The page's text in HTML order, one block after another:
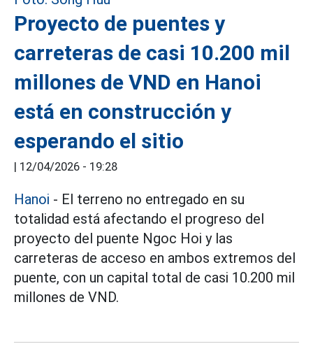
Proyecto de puentes y
carreteras de casi 10.200 mil
millones de VND en Hanoi
está en construcción y
esperando el sitio
| 12/04/2026 - 19:28
Hanoi - El terreno no entregado en su
totalidad está afectando el progreso del
proyecto del puente Ngoc Hoi y las
carreteras de acceso en ambos extremos del
puente, con un capital total de casi 10.200 mil
millones de VND.